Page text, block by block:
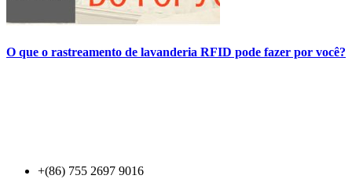
O que o rastreamento de lavanderia RFID pode fazer por você?
+(86) 755 2697 9016